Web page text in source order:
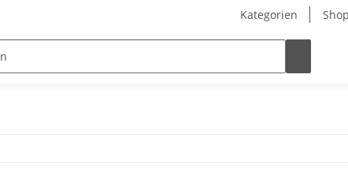
Kategorien Shop